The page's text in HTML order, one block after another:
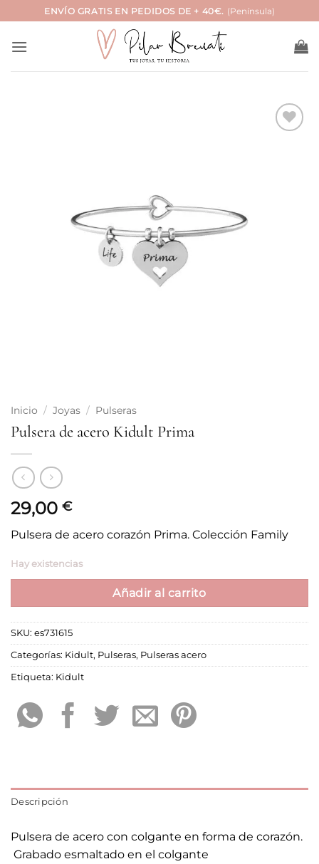
al
contenido
ENVÍO GRATIS EN PEDIDOS DE + 40€. (Península)
Inicio / Joyas / Pulseras
Pulsera de acero Kidult Prima
29,00 €
Pulsera de acero corazón Prima. Colección Family
Hay existencias
Añadir al carrito
SKU: es731615
Categorías: Kidult, Pulseras, Pulseras acero
Etiqueta: Kidult
Descripción
Pulsera de acero con colgante en forma de corazón.
 Grabado esmaltado en el colgante